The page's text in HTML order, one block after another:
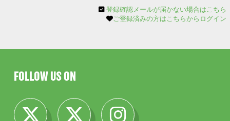
登録確認メールが届かない場合はこちら
ご登録済みの方はこちらからログイン
FOLLOW US ON